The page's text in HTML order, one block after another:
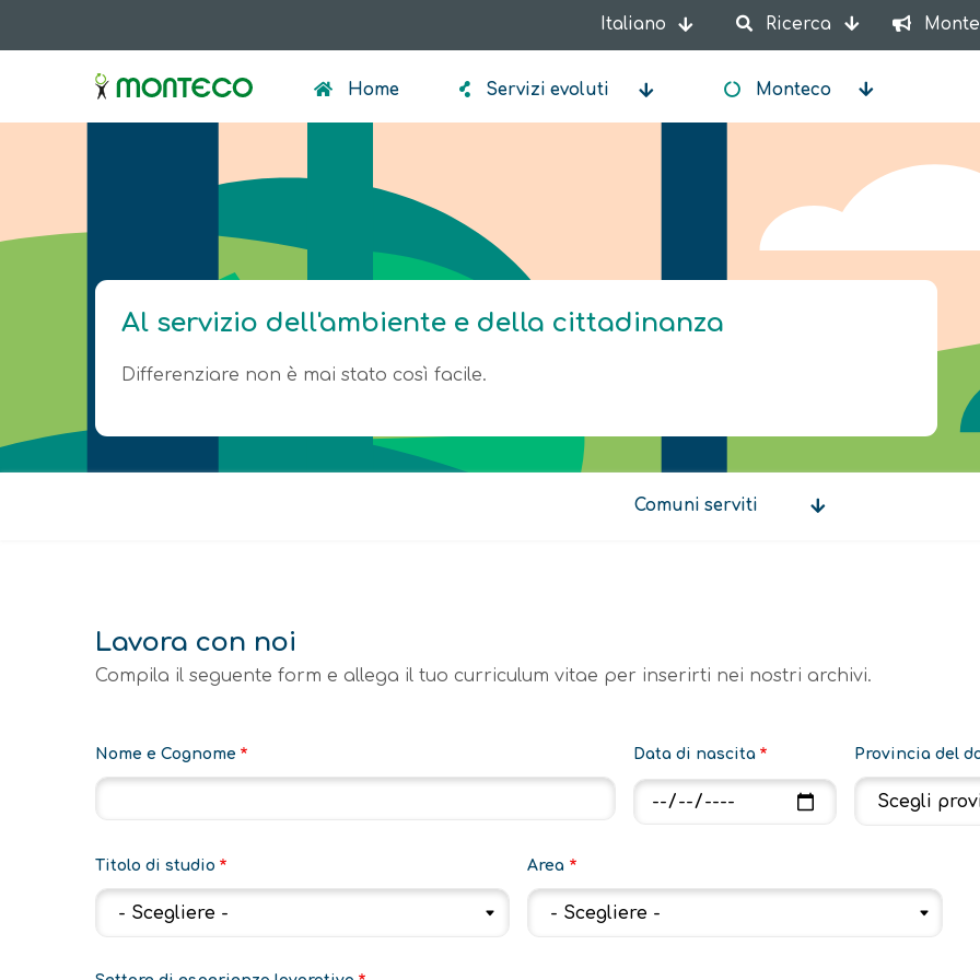
al
principale
Italiano Mostra ulteriori azioni
Ricerca
Home Servizi evoluti Monteco
Al servizio dell'ambiente e della cittadinanza
Differenziare non è mai stato così facile.
Comuni serviti
Lavora con noi
Compila il seguente form e allega il tuo curriculum vitae per inserirti nei nostri archivi.
Nome e Cognome Data di nascita
Data di nascita: Date
Provincia del
Titolo di studio Area